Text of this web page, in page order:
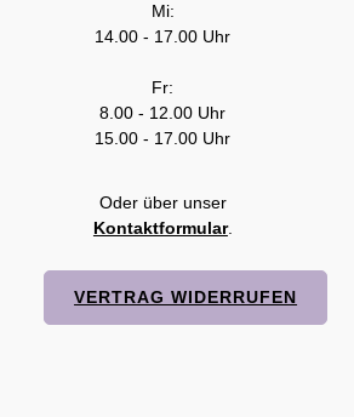
Mi:
14.00 - 17.00 Uhr
Fr:
8.00 - 12.00 Uhr
15.00 - 17.00 Uhr
Oder über unser
Kontaktformular.
VERTRAG WIDERRUFEN